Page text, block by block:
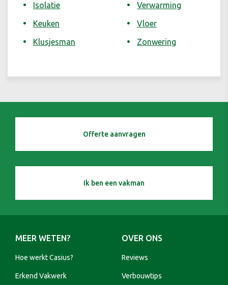
Isolatie
Keuken
Klusjesman
Verwarming
Vloer
Zonwering
Offerte aanvragen
Ik ben een vakman
MEER WETEN?
Hoe werkt Casius?
Erkend Vakwerk
OVER ONS
Reviews
Verbouwtips